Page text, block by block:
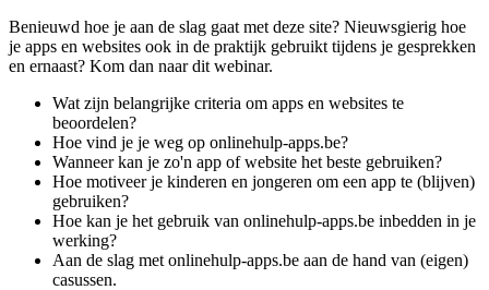
Benieuwd hoe je aan de slag gaat met deze site? Nieuwsgierig hoe
je apps en websites ook in de praktijk gebruikt tijdens je gesprekken
en ernaast? Kom dan naar dit webinar.
Wat zijn belangrijke criteria om apps en websites te
beoordelen?
Hoe vind je je weg op onlinehulp-apps.be?
Wanneer kan je zo'n app of website het beste gebruiken?
Hoe motiveer je kinderen en jongeren om een app te (blijven)
gebruiken?
Hoe kan je het gebruik van onlinehulp-apps.be inbedden in je
werking?
Aan de slag met onlinehulp-apps.be aan de hand van (eigen)
casussen.